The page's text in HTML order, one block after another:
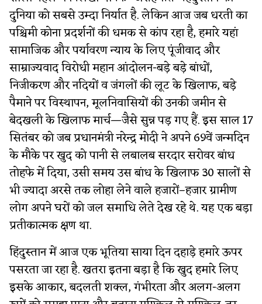
दुनिया को सबसे उम्दा निर्यात है. लेकिन आज जब धरती का
पश्चिमी कोना प्रदर्शनों की धमक से कांप रहा है, हमारे यहां
सामाजिक और पर्यावरण न्याय के लिए पूंजीवाद और
साम्राज्यवाद विरोधी महान आंदोलन-बड़े बड़े बांधों,
निजीकरण और नदियों व जंगलों की लूट के खिलाफ, बड़े
पैमाने पर विस्थापन, मूलनिवासियों की उनकी जमीन से
बेदखली के खिलाफ मार्च—जैसे सुन्न पड़ गए हैं. इस साल 17
सितंबर को जब प्रधानमंत्री नरेन्द्र मोदी ने अपने 69वें जन्मदिन
के मौके पर खुद को पानी से लबालब सरदार सरोवर बांध
तोहफे में दिया, उसी समय उस बांध के खिलाफ 30 सालों से
भी ज्यादा अरसे तक लोहा लेने वाले हजारों–हजार ग्रामीण
लोग अपने घरों को जल समाधि लेते देख रहे थे. यह एक बड़ा
प्रतीकात्मक क्षण था.
हिंदुस्तान में आज एक भूतिया साया दिन दहाड़े हमारे ऊपर
पसरता जा रहा है. खतरा इतना बड़ा है कि खुद हमारे लिए
इसके आकार, बदलती शक्ल, गंभीरता और अलग-अलग